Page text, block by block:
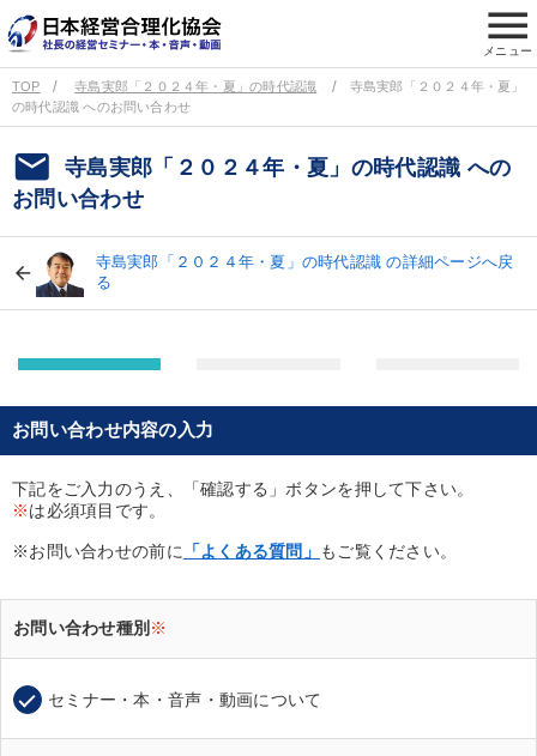
menu
メニュー
TOP 寺島実郎「２０２４年・夏」の時代認識
寺島実郎「２０２４年・夏」
の時代認識 へのお問い合わせ
email
寺島実郎「２０２４年・夏」の時代認識 への
お問い合わせ
寺島実郎「２０２４年・夏」の時代認識 の詳細ページへ戻
る
お問い合わせ内容の入力
下記をご入力のうえ、「確認する」ボタンを押して下さい。
※は必須項目です。
※お問い合わせの前に 「よくある質問」 もご覧ください。
お問い合わせ種別 ※
セミナー・本・音声・動画について